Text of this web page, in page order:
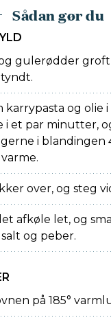
Sådan gør du
gulerødder
karrypasta og olie i
i et par minutter,
i blandingen
over, og steg
afkøle let, og
og peber.
på 185°